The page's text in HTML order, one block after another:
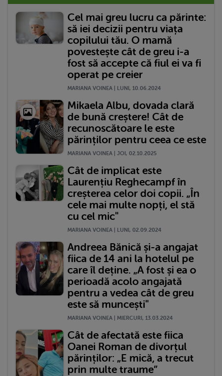
Cel mai greu lucru ca părinte:
să iei decizii pentru viața
copilului tău. O mamă
povestește cât de greu i-a
fost să accepte că fiul ei va fi
operat pe creier
MARIANA VOINEA | LUNI, 10.06.2024
Mikaela Albu, dovada clară
de bună creștere! Cât de
recunoscătoare le este
părinților pentru ceea ce este
MARIANA VOINEA | JOI, 02.10.2025
Cât de implicat este
Laurențiu Reghecampf în
creșterea celor doi copii. „În
cele mai multe nopți, el stă
cu cel mic"
MARIANA VOINEA | LUNI, 02.09.2024
Andreea Bănică și-a angajat
fiica de 14 ani la hotelul pe
care îl deține. „A fost și ea o
perioadă acolo angajată
pentru a vedea cât de greu
este să muncești"
MARIANA VOINEA | MIERCURI, 13.03.2024
Cât de afectată este fiica
Oanei Roman de divorțul
părinților: „E mică, a trecut
prin multe traume”